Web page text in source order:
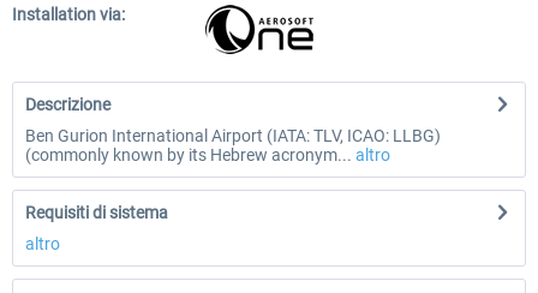
Installation via:
Descrizione
Ben Gurion International Airport (IATA: TLV, ICAO: LLBG)
(commonly known by its Hebrew acronym... altro
Requisiti di sistema
altro